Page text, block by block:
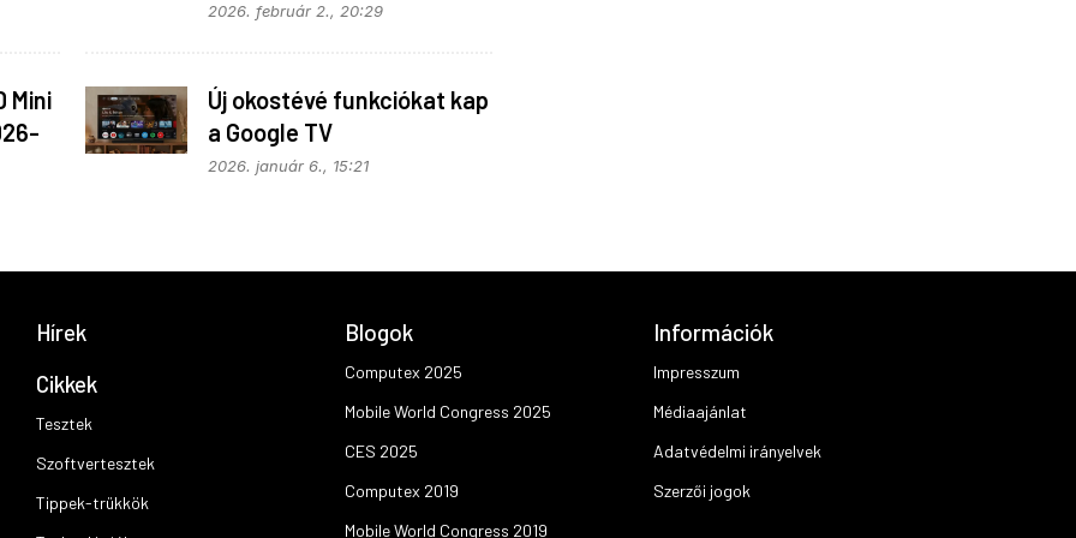
2026. február 2., 20:29
Mini
Új okostévé funkciókat kap
a Google TV
2026. január 6., 15:21
Hírek
Cikkek
Tesztek
Szoftvertesztek
Tippek-trükkök
Blogok
Computex 2025
Mobile World Congress 2025
CES 2025
Computex 2019
Mobile World Congress 2019
Információk
Impresszum
Médiaajánlat
Adatvédelmi irányelvek
Szerzői jogok